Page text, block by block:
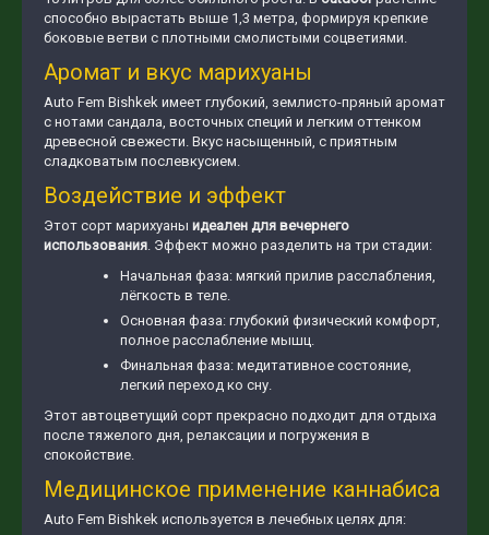
способно вырастать выше 1,3 метра, формируя крепкие
боковые ветви с плотными смолистыми соцветиями.
Аромат и вкус марихуаны
Auto Fem Bishkek имеет глубокий, землисто-пряный аромат
с нотами сандала, восточных специй и легким оттенком
древесной свежести. Вкус насыщенный, с приятным
сладковатым послевкусием.
Воздействие и эффект
Этот сорт марихуаны идеален для вечернего
использования. Эффект можно разделить на три стадии:
Начальная фаза: мягкий прилив расслабления,
лёгкость в теле.
Основная фаза: глубокий физический комфорт,
полное расслабление мышц.
Финальная фаза: медитативное состояние,
легкий переход ко сну.
Этот автоцветущий сорт прекрасно подходит для отдыха
после тяжелого дня, релаксации и погружения в
спокойствие.
Медицинское применение каннабиса
Auto Fem Bishkek используется в лечебных целях для: